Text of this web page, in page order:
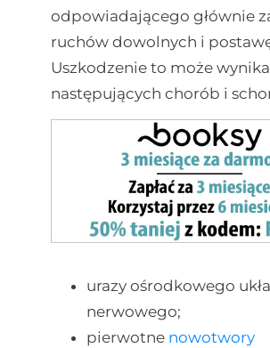
odpowiadającego głównie
ruchów dowolnych i postawę
Uszkodzenie to może
następujących chorób i
urazy ośrodkowego
nerwowego;
pierwotne nowotwory